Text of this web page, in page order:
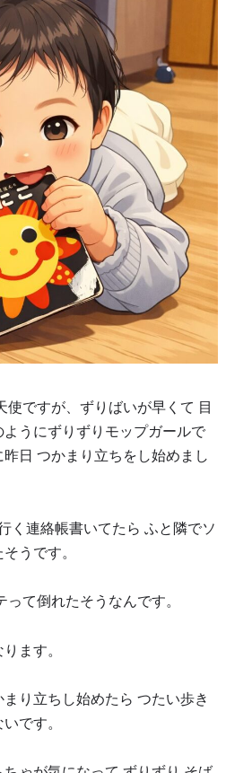
使ですが、ずりばいが早くて 目
うにずりずりモップガールで
日 つかまり立ちをし始めまし
く連絡帳書いてたら ふと隣でソ
うです。
て倒れたそうなんです。
ます。
り立ちし始めたら つたい歩き
です。